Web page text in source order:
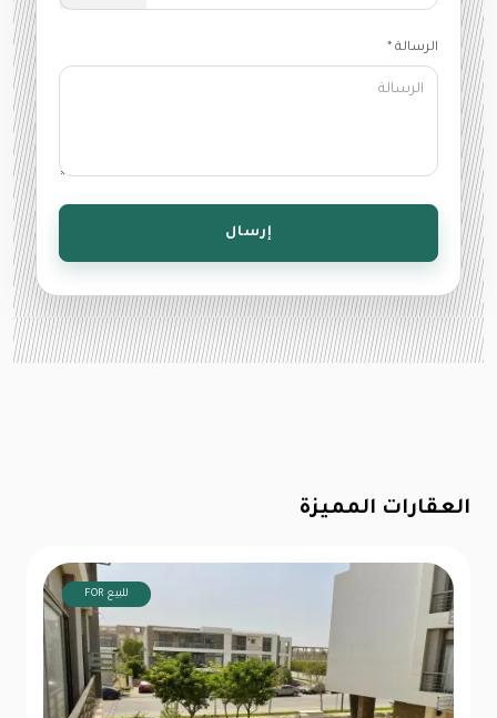
الرسالة *
إرسال
العقارات المميزة
FOR للبيع